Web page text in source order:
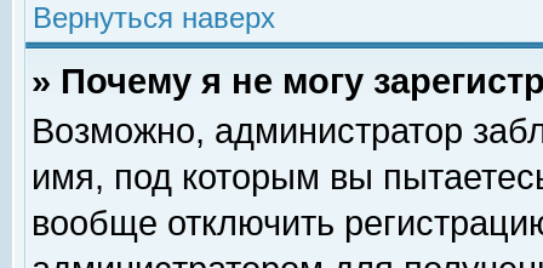
Вернуться наверх
» Почему я не могу
Возможно, администратор
имя, под которым вы
вообще отключить